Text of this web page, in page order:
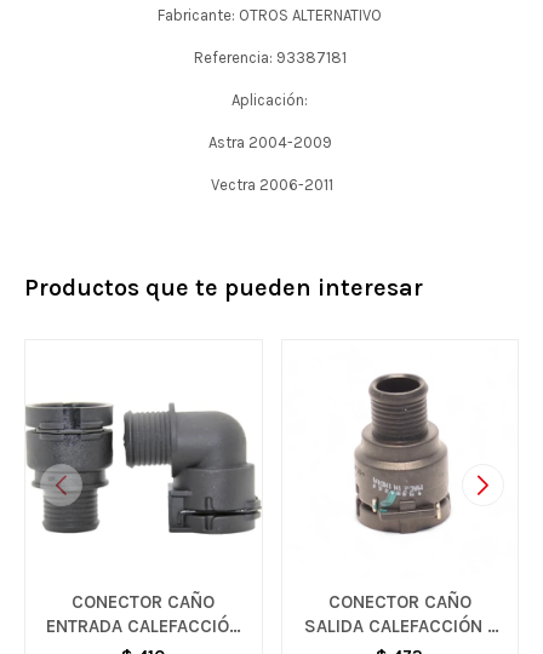
Fabricante: OTROS ALTERNATIVO
Referencia: 93387181
Aplicación:
Astra 2004-2009
Vectra 2006-2011
Productos que te pueden interesar
CONECTOR CAÑO
ENTRADA CALEFACCIÓN
CONECTOR CAÑO
SALIDA CALEFACCIÓN -